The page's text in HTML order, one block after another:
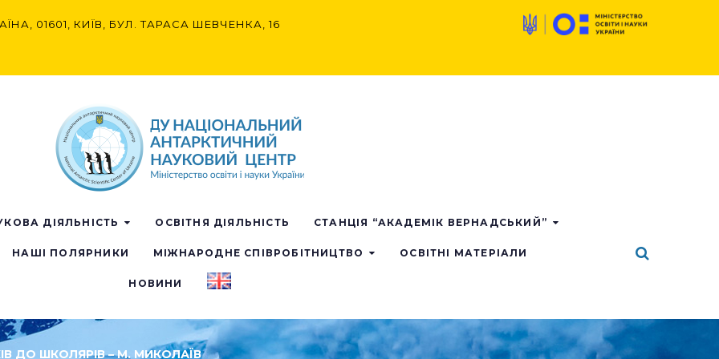
01601, КИЇВ, БУЛ. ТАРАСА ШЕВЧЕНКА, 16
ДІЯЛЬНІСТЬ ОСВІТНЯ ДІЯЛЬНІСТЬ СТАНЦІЯ “АКАДЕМІК ВЕРНАДСЬКИЙ”
НАШІ ПОЛЯРНИКИ МІЖНАРОДНЕ СПІВРОБІТНИЦТВО ОСВІТНІ МАТЕРІАЛИ
НОВИНИ
ДО ШКОЛЯРІВ – М. МИКОЛАЇВ